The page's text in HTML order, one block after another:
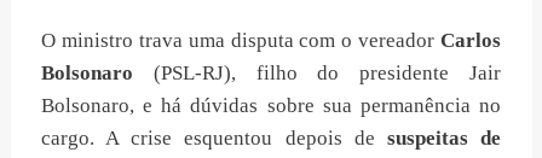
O ministro trava uma disputa com o vereador Carlos
Bolsonaro (PSL-RJ), filho do presidente Jair
Bolsonaro, e há dúvidas sobre sua permanência no
cargo. A crise esquentou depois de suspeitas de